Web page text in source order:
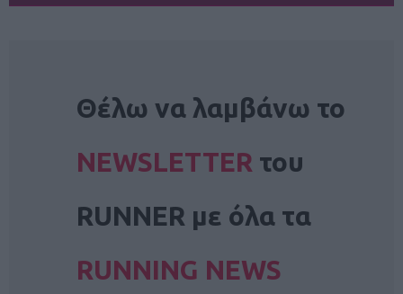
Θέλω να λαμβάνω το
NEWSLETTER του
RUNNER με όλα τα
RUNNING NEWS